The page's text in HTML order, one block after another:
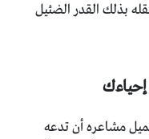
بذلك القدر الضئيل
إحياءك
مشاعره أن تدعه